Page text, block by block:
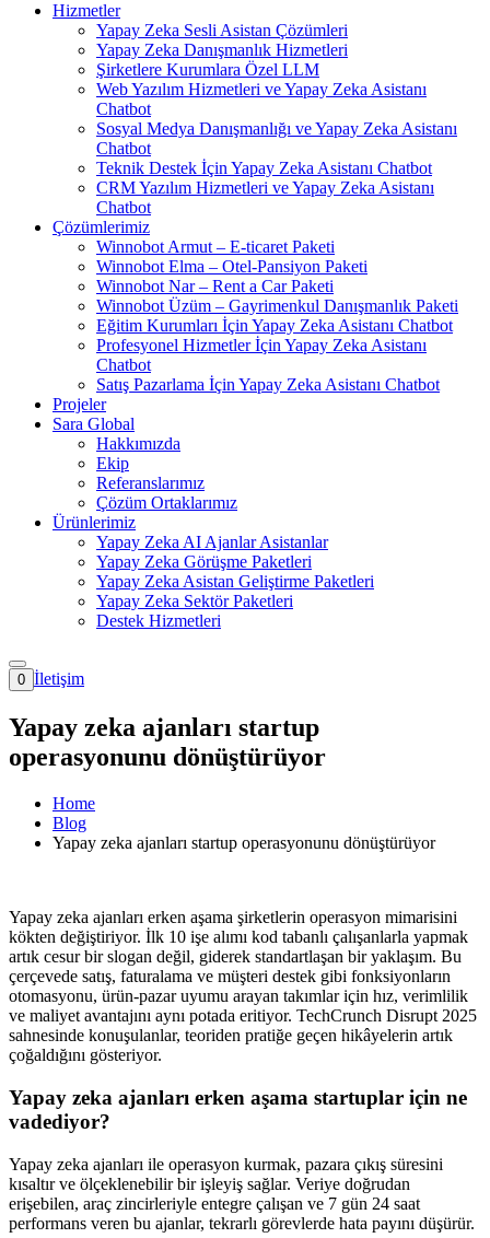
Hizmetler
Yapay Zeka Sesli Asistan Çözümleri
Yapay Zeka Danışmanlık Hizmetleri
Şirketlere Kurumlara Özel LLM
Web Yazılım Hizmetleri ve Yapay Zeka Asistanı
Chatbot
Sosyal Medya Danışmanlığı ve Yapay Zeka Asistanı
Chatbot
Teknik Destek İçin Yapay Zeka Asistanı Chatbot
CRM Yazılım Hizmetleri ve Yapay Zeka Asistanı
Chatbot
Çözümlerimiz
Winnobot Armut – E-ticaret Paketi
Winnobot Elma – Otel-Pansiyon Paketi
Winnobot Nar – Rent a Car Paketi
Winnobot Üzüm – Gayrimenkul Danışmanlık Paketi
Eğitim Kurumları İçin Yapay Zeka Asistanı Chatbot
Profesyonel Hizmetler İçin Yapay Zeka Asistanı
Chatbot
Satış Pazarlama İçin Yapay Zeka Asistanı Chatbot
Projeler
Sara Global
Hakkımızda
Ekip
Referanslarımız
Çözüm Ortaklarımız
Ürünlerimiz
Yapay Zeka AI Ajanlar Asistanlar
Yapay Zeka Görüşme Paketleri
Yapay Zeka Asistan Geliştirme Paketleri
Yapay Zeka Sektör Paketleri
Destek Hizmetleri
0 İletişim
Yapay zeka ajanları startup
operasyonunu dönüştürüyor
Home
Blog
Yapay zeka ajanları startup operasyonunu dönüştürüyor
Yapay zeka ajanları erken aşama şirketlerin operasyon mimarisini
kökten değiştiriyor. İlk 10 işe alımı kod tabanlı çalışanlarla yapmak
artık cesur bir slogan değil, giderek standartlaşan bir yaklaşım. Bu
çerçevede satış, faturalama ve müşteri destek gibi fonksiyonların
otomasyonu, ürün-pazar uyumu arayan takımlar için hız, verimlilik
ve maliyet avantajını aynı potada eritiyor. TechCrunch Disrupt 2025
sahnesinde konuşulanlar, teoriden pratiğe geçen hikâyelerin artık
çoğaldığını gösteriyor.
Yapay zeka ajanları erken aşama startuplar için ne
vadediyor?
Yapay zeka ajanları ile operasyon kurmak, pazara çıkış süresini
kısaltır ve ölçeklenebilir bir işleyiş sağlar. Veriye doğrudan
erişebilen, araç zincirleriyle entegre çalışan ve 7 gün 24 saat
performans veren bu ajanlar, tekrarlı görevlerde hata payını düşürür.